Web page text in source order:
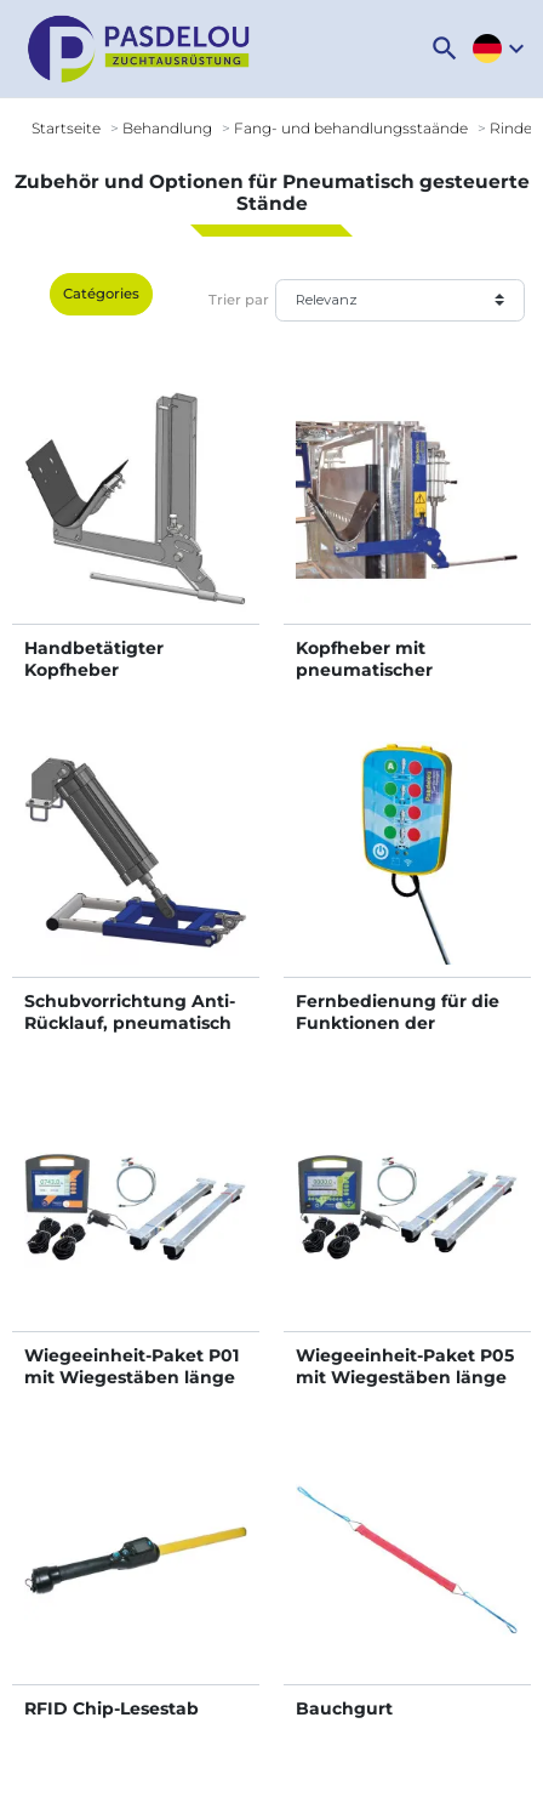
search expand_more
Startseite Behandlung Fang- und behandlungsstaände
Zubehör und Optionen für Pneumatisch gesteuerte
Stände
Catégories Trier par
Handbetätigter
Kopfheber
Kopfheber mit
pneumatischer
Schubvorrichtung Anti-
Rücklauf, pneumatisch
Fernbedienung für die
Funktionen der
Wiegeeinheit-Paket P01
mit Wiegestäben länge
Wiegeeinheit-Paket P05
mit Wiegestäben länge
RFID Chip-Lesestab Bauchgurt